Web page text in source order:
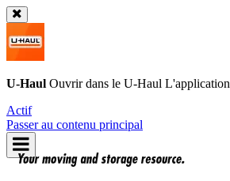
U-Haul Ouvrir dans le U-Haul L'application
Actif
Passer au contenu principal